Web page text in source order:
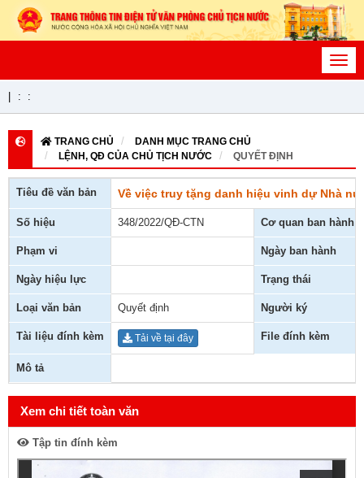
: :
TRANG CHỦ
DANH MỤC TRANG CHỦ
LỆNH, QĐ CỦA CHỦ TỊCH NƯỚC
QUYẾT ĐỊNH
Tiêu đề văn bản Về việc truy tặng danh hiệu vinh dự Nhà
Số hiệu 348/2022/QĐ-CTN Cơ quan ban hành
Phạm vi Ngày ban hành
Ngày hiệu lực Trạng thái
Loại văn bản Quyết định Người ký
Tài liệu đính kèm Tải về tại đây File đính kèm
Mô tả
Xem chi tiết toàn văn
Tập tin đính kèm